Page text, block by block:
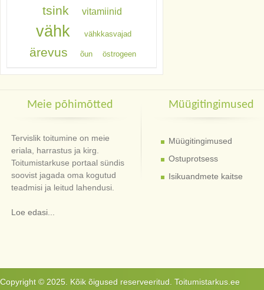
tsink vitamiinid
vähk vähkkasvajad
ärevus õun östrogeen
Meie põhimõtted
Tervislik toitumine on meie
eriala, harrastus ja kirg.
Toitumistarkuse portaal sündis
soovist jagada oma kogutud
teadmisi ja leitud lahendusi.
Loe edasi...
Müügitingimused
Müügitingimused
Ostuprotsess
Isikuandmete kaitse
Copyright © 2025. Kõik õigused reserveeritud. Toitumistarkus.ee